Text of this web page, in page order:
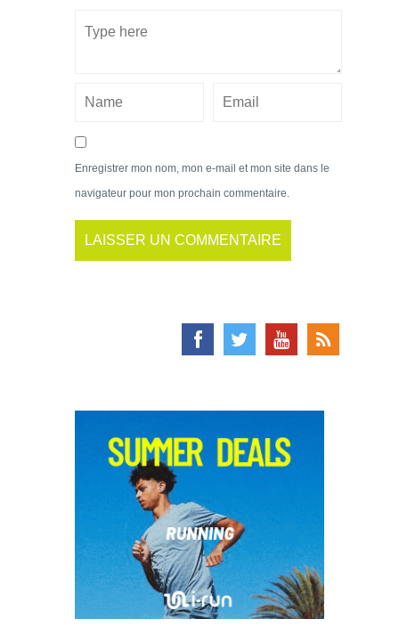
Enregistrer mon nom, mon e-mail et mon site dans le
navigateur pour mon prochain commentaire.